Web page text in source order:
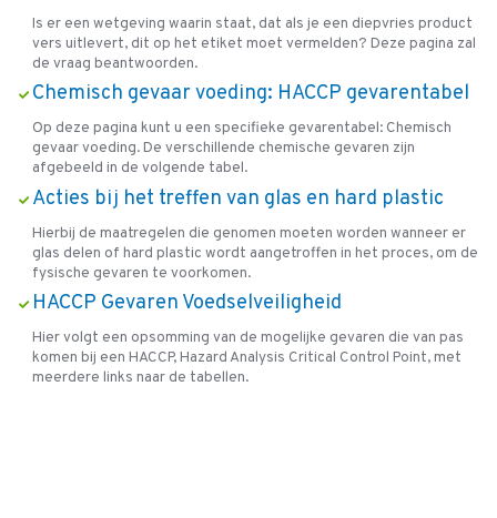
Is er een wetgeving waarin staat, dat als je een diepvries product
vers uitlevert, dit op het etiket moet vermelden? Deze pagina zal
de vraag beantwoorden.
Chemisch gevaar voeding: HACCP gevarentabel
Op deze pagina kunt u een specifieke gevarentabel: Chemisch
gevaar voeding. De verschillende chemische gevaren zijn
afgebeeld in de volgende tabel.
Acties bij het treffen van glas en hard plastic
Hierbij de maatregelen die genomen moeten worden wanneer er
glas delen of hard plastic wordt aangetroffen in het proces, om de
fysische gevaren te voorkomen.
HACCP Gevaren Voedselveiligheid
Hier volgt een opsomming van de mogelijke gevaren die van pas
komen bij een HACCP, Hazard Analysis Critical Control Point, met
meerdere links naar de tabellen.